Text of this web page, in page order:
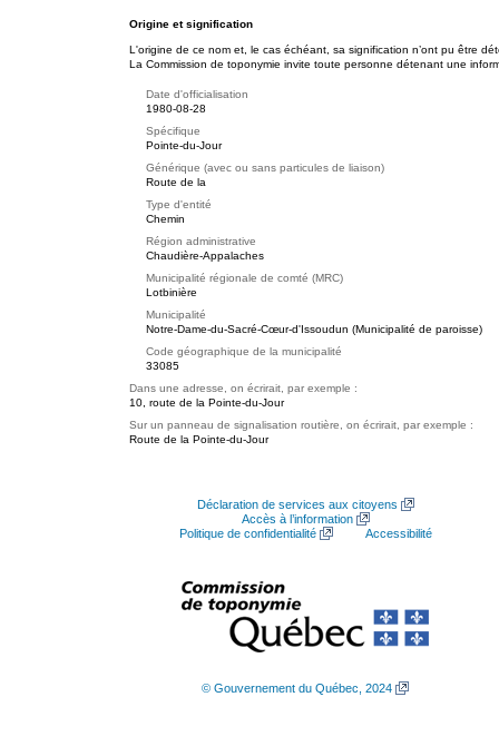
Origine et signification
L'origine de ce nom et, le cas échéant, sa signification n’ont pu être
La Commission de toponymie invite toute personne détenant une
Date d'officialisation
1980-08-28
Spécifique
Pointe-du-Jour
Générique (avec ou sans particules de liaison)
Route de la
Type d'entité
Chemin
Région administrative
Chaudière-Appalaches
Municipalité régionale de comté (MRC)
Lotbinière
Municipalité
Notre-Dame-du-Sacré-Cœur-d'Issoudun (Municipalité de paroisse)
Code géographique de la municipalité
33085
Dans une adresse, on écrirait, par exemple :
10, route de la Pointe-du-Jour
Sur un panneau de signalisation routière, on écrirait, par exemple :
Route de la Pointe-du-Jour
Déclaration de services aux citoyens
Accès à l’information
Politique de confidentialité
Accessibilité
© Gouvernement du Québec, 2024